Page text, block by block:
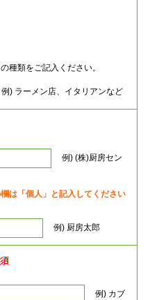
種類をご記入ください。
) ラーメン店、イタリアンなど
例) (株)厨房セン
は「個人」と記入してください
例) 厨房太郎
例) カブ